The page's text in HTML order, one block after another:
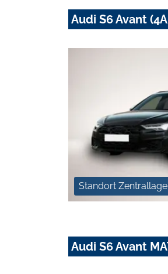
Audi S6 Avant
Standort
Audi S6 Avant